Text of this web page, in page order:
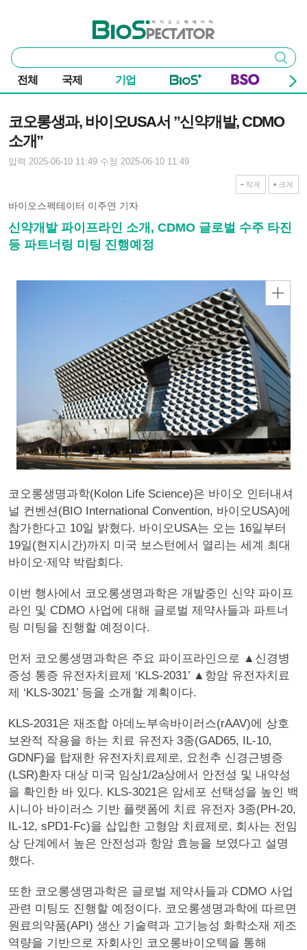
바이오스펙테이터
통
합
검
색
검색
전체 국제 기업
코오롱생과, 바이오USA서 ”신약개발, CDMO
소개”
입력 2025-06-10 11:49 수정 2025-06-10 11:49
작게 크게
바이오스펙테이터 이주연 기자
신약개발 파이프라인 소개, CDMO 글로벌 수주 타진
등 파트너링 미팅 진행예정
코오롱생명과학(Kolon Life Science)은 바이오 인터내셔
널 컨벤션(BIO International Convention, 바이오USA)에
참가한다고 10일 밝혔다. 바이오USA는 오는 16일부터
19일(현지시간)까지 미국 보스턴에서 열리는 세계 최대
바이오∙제약 박람회다.
이번 행사에서 코오롱생명과학은 개발중인 신약 파이프
라인 및 CDMO 사업에 대해 글로벌 제약사들과 파트너
링 미팅을 진행할 예정이다.
먼저 코오롱생명과학은 주요 파이프라인으로 ▲신경병
증성 통증 유전자치료제 ‘KLS-2031’ ▲항암 유전자치료
제 ‘KLS-3021’ 등을 소개할 계획이다.
KLS-2031은 재조합 아데노부속바이러스(rAAV)에 상호
보완적 작용을 하는 치료 유전자 3종(GAD65, IL-10,
GDNF)을 탑재한 유전자치료제로, 요천추 신경근병증
(LSR)환자 대상 미국 임상1/2a상에서 안전성 및 내약성
을 확인한 바 있다. KLS-3021은 암세포 선택성을 높인 백
시니아 바이러스 기반 플랫폼에 치료 유전자 3종(PH-20,
IL-12, sPD1-Fc)을 삽입한 고형암 치료제로, 회사는 전임
상 단계에서 높은 안전성과 항암 효능을 보였다고 설명
했다.
또한 코오롱생명과학은 글로벌 제약사들과 CDMO 사업
관련 미팅도 진행할 예정이다. 코오롱생명과학에 따르면
원료의약품(API) 생산 기술력과 고기능성 화학소재 제조
역량을 기반으로 자회사인 코오롱바이오텍을 통해